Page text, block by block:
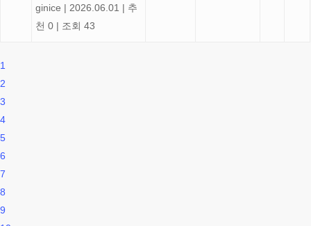
ginice | 2026.06.01 | 추
천 0 | 조회 43
1
2
3
4
5
6
7
8
9